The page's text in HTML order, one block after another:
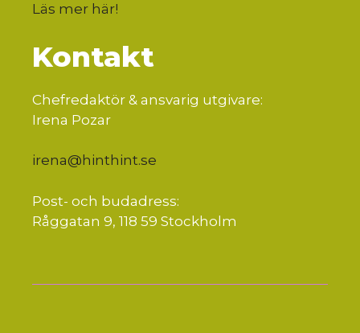
Läs mer här!
Kontakt
Chefredaktör & ansvarig utgivare:
Irena Pozar
irena@hinthint.se
Post- och budadress:
Råggatan 9, 118 59 Stockholm